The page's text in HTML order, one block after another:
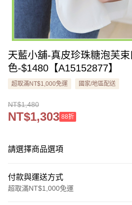
天藍小舖-真皮珍珠糖泡芙
色-$1480【A15152877】
超取滿NT$1,000免運 國家/地區配送
NT$1,480
NT$1,303 88折
請選擇商品選項
付款與運送方式
超取滿NT$1,000免運